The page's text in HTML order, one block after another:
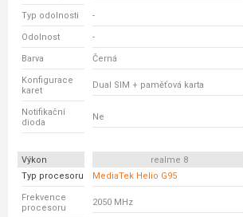
Typ odolnosti -
Odolnost -
Barva Černá
Konfigurace
karet
Dual SIM + paměťová karta
Notifikační
dioda
Ne
Výkon realme 8
Typ procesoru
MediaTek Helio G95
Frekvence
procesoru
2050 MHz